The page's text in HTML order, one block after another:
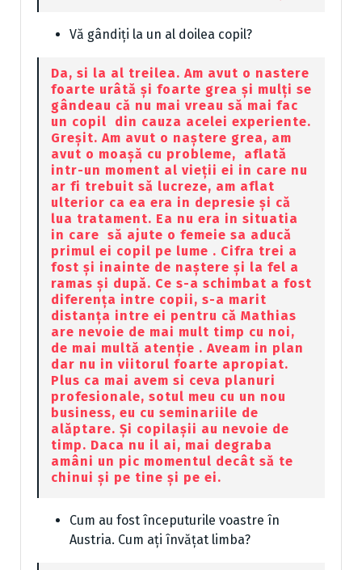
Vă gândiți la un al doilea copil?
Da, si la al treilea. Am avut o nastere
foarte urâtă și foarte grea și mulți se
gândeau că nu mai vreau să mai fac
un copil din cauza acelei experiente.
Greșit. Am avut o naștere grea, am
avut o moașă cu probleme, aflată
intr-un moment al vieții ei in care nu
ar fi trebuit să lucreze, am aflat
ulterior ca ea era in depresie și că
lua tratament. Ea nu era in situatia
in care să ajute o femeie sa aducă
primul ei copil pe lume . Cifra trei a
fost și inainte de naștere și la fel a
ramas și după. Ce s-a schimbat a fost
diferența intre copii, s-a marit
distanța intre ei pentru că Mathias
are nevoie de mai mult timp cu noi,
de mai multă atenție . Aveam in plan
dar nu in viitorul foarte apropiat.
Plus ca mai avem si ceva planuri
profesionale, sotul meu cu un nou
business, eu cu seminariile de
alăptare. Și copilașii au nevoie de
timp. Daca nu il ai, mai degraba
amâni un pic momentul decât să te
chinui și pe tine și pe ei.
Cum au fost începuturile voastre în
Austria. Cum ați învățat limba?